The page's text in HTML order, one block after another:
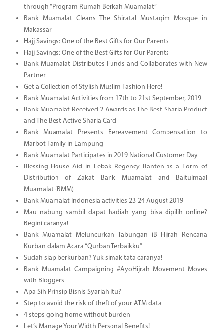
through “Program Rumah Berkah Muamalat”
Bank Muamalat Cleans The Shiratal Mustaqim Mosque in
Makassar
Hajj Savings: One of the Best Gifts for Our Parents
Hajj Savings: One of the Best Gifts for Our Parents
Bank Muamalat Distributes Funds and Collaborates with New
Partner
Get a Collection of Stylish Muslim Fashion Here!
Bank Muamalat Activities from 17th to 21st September, 2019
Bank Muamalat Received 2 Awards as The Best Sharia Product
and The Best Active Sharia Card
Bank Muamalat Presents Bereavement Compensation to
Marbot Family in Lampung
Bank Muamalat Participates in 2019 National Customer Day
Blessing House Aid in Lebak Regency Banten as a Form of
Distribution of Zakat Bank Muamalat and Baitulmaal
Muamalat (BMM)
Bank Muamalat Indonesia activities 23-24 August 2019
Mau nabung sambil dapat hadiah yang bisa dipilih online?
Begini caranya!
Bank Muamalat Meluncurkan Tabungan iB Hijrah Rencana
Kurban dalam Acara “Qurban Terbaikku”
Sudah siap berkurban? Yuk simak tata caranya!
Bank Muamalat Campaigning #AyoHijrah Movement Moves
with Bloggers
Apa Sih Prinsip Bisnis Syariah Itu?
Step to avoid the risk of theft of your ATM data
4 steps going home without burden
Let’s Manage Your Width Personal Benefits!